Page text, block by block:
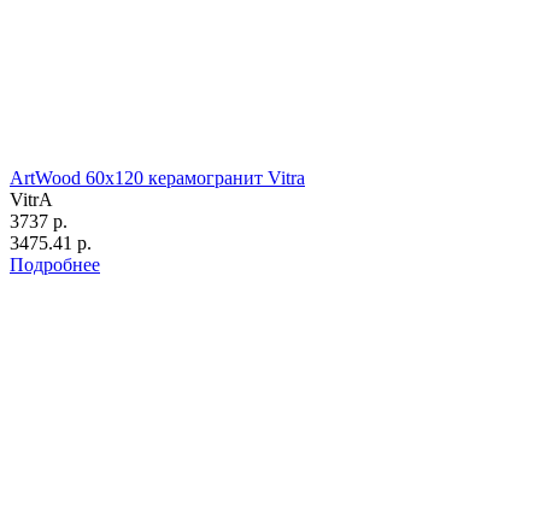
ArtWood 60х120 керамогранит Vitra
VitrA
3737 р.
3475.41 р.
Подробнее